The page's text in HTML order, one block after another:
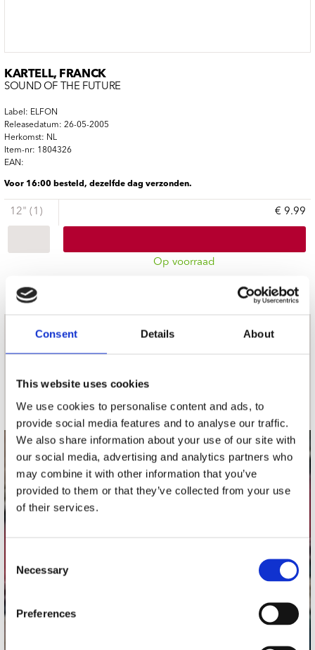
Consent Details About
This website uses cookies
We use cookies to personalise content and ads, to
provide social media features and to analyse our traffic.
We also share information about your use of our site with
our social media, advertising and analytics partners who
may combine it with other information that you’ve
provided to them or that they’ve collected from your use
of their services.
Selection
Necessary
Preferences
KARTELL, FRANCK
SOUND OF THE FUTURE
Label: ELFON
Releasedatum: 26-05-2005
Herkomst: NL
Item-nr: 1804326
EAN:
Voor 16:00 besteld, dezelfde dag verzonden.
12" (1) € 9.99
Op voorraad
nieuwsbrief
contact
Stuur ons een e-mail